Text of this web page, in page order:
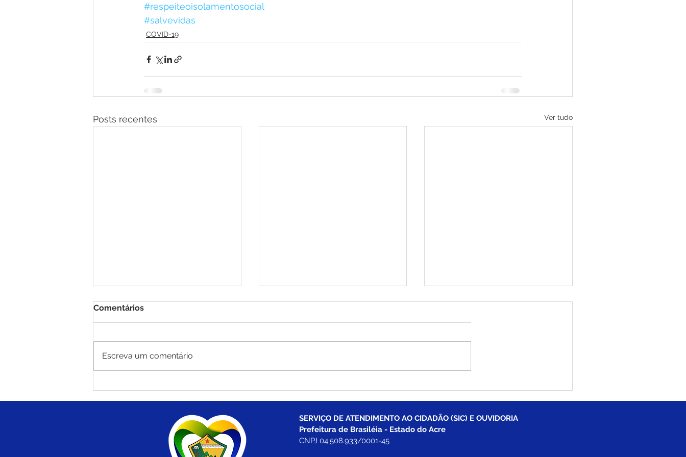
#respeiteoisolamentosocial
#salvevidas
COVID-19
Posts recentes Ver tudo
Comentários
Escreva um comentário
SERVIÇO DE ATENDIMENTO AO CIDADÃO (SIC) E OUVIDORIA
Prefeitura de Brasiléia - Estado do Acre
CNPJ 04.508.933/0001-45